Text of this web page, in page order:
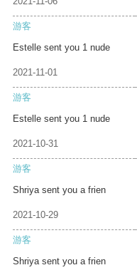
游客
Estelle sent you 1 nude
2021-11-01
游客
Estelle sent you 1 nude
2021-10-31
游客
Shriya sent you a frien
2021-10-29
游客
Shriya sent you a frien